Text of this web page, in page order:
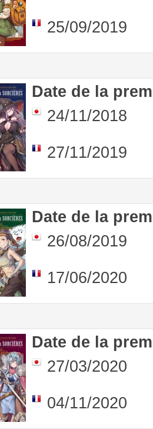
25/09/2019
Date de la
24/11/2018
27/11/2019
Date de la
26/08/2019
17/06/2020
Date de la
27/03/2020
04/11/2020